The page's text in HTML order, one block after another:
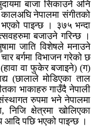
बाजा सिकाउने अनि
नेपालमा संगीतको
पाइन्छ । ३७५ भन्दा
बजाउने गरिन्छ ।
जाति विशेषले मनाउने
बर्गमा विभाजन गरेको छ
वा फुकेर बजाइने) (ग)
(छालाले मोडिएका ताल
भाकाहरु गाउँदै नेपाली
रुपमा भने नेपालमा
निजि क्षेत्रमा खोलिएका
आदि पछि भएको पाइन्छ ।